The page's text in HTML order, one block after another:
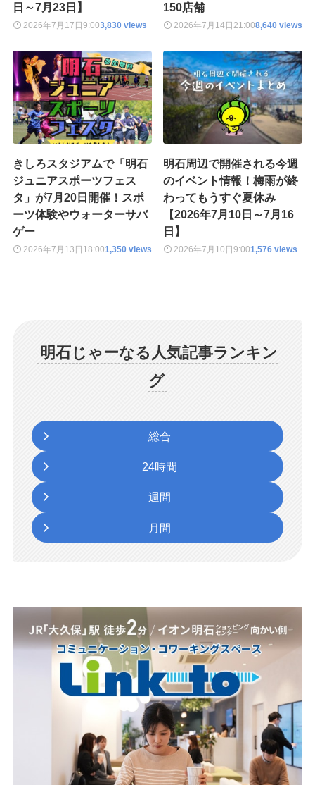
日～7月23日】
2026年7月17日9:003,830 views
150店舗
2026年7月14日 21:008,640 views
きしろスタジアムで「明石
ジュニアスポーツフェス
タ」が7月20日開催！スポ
ーツ体験やウォーターサバ
ゲー
2026年7月13日 18:001,350 views
明石周辺で開催される今週
のイベント情報！梅雨が終
わってもうすぐ夏休み
【2026年7月10日～7月16
日】
2026年7月10日9:001,576 views
明石じゃーなる人気記事ランキン
グ
総合
24時間
週間
月間